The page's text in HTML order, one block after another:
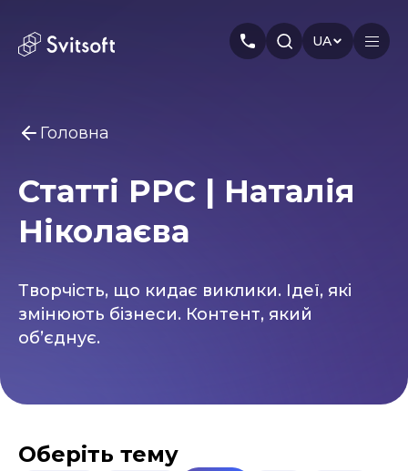
UA
Вам може бути цікаво
Marketing Meta Ads
Політика приватності
Головна
Послуги
Індустрія
Про нас
Кейси
Автори
Контакти
Головна
Статті PPC | Наталія
Ніколаєва
Творчість, що кидає виклики. Ідеї, які
змінюють бізнеси. Контент, який
об’єднує.
Оберіть тему